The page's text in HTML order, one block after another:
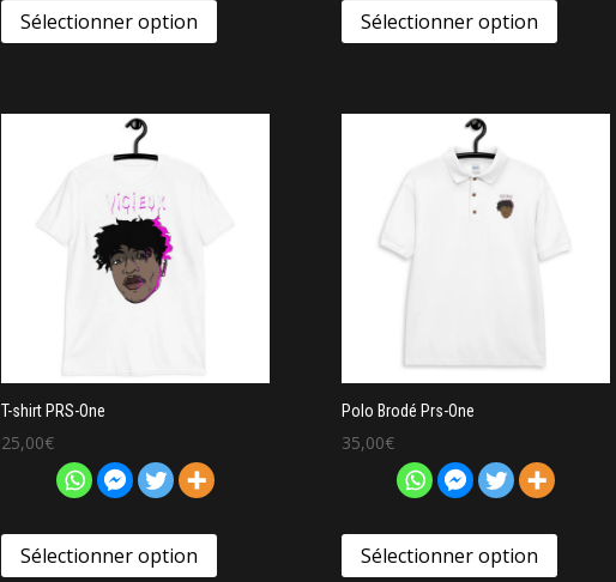
Sélectionner option Sélectionner option
T-shirt PRS-One
25,00€
Sélectionner option
Polo Brodé Prs-One
35,00€
Sélectionner option